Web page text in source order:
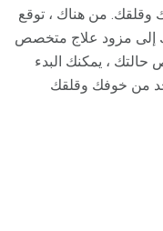
من هناك ، توقع
إلى مزود علاج متخصص
حالتك ، يمكنك البدء
من خوفك وقلقك